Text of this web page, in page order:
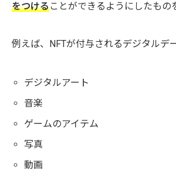
をつけることができるようにしたもの
例えば、NFTが付与されるデジタルデ
デジタルアート
音楽
ゲームのアイテム
写真
動画